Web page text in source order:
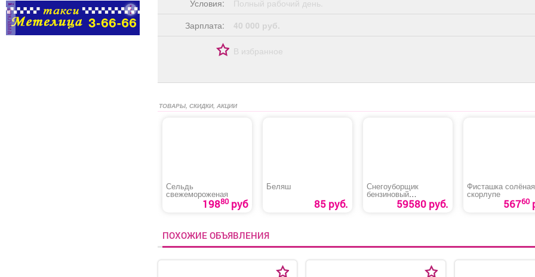
администраторов.
Условия: График:
Сменный Занятость:
Постоянная Способ
реклама
Условия:
Полный рабочий день.
Зарплата:
40 000 руб.
В избранное
ТОВАРЫ, СКИДКИ, АКЦИИ
Сельдь
свежемороженая
19880руб
Беляш
85 руб.
Снегоуборщик
бензиновый
«MAXPILER MST-
59580 руб.
Фисташка
скорлупе
56760
ПОХОЖИЕ ОБЪЯВЛЕНИЯ